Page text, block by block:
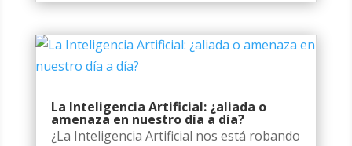
La Inteligencia Artificial: ¿aliada o
amenaza en nuestro día a día?
¿La Inteligencia Artificial nos está robando